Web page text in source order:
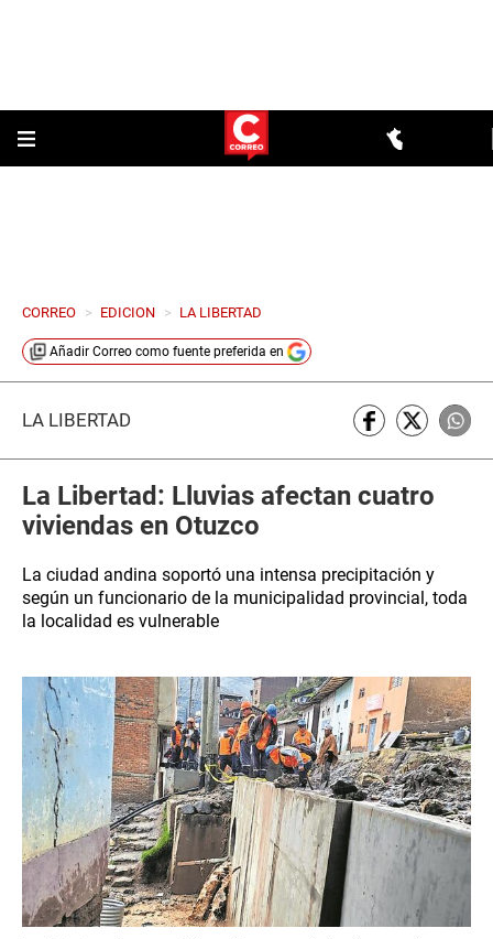
CORREO > EDICION > LA LIBERTAD
Añadir Correo como fuente preferida en
LA LIBERTAD
La Libertad: Lluvias afectan cuatro
viviendas en Otuzco
La ciudad andina soportó una intensa precipitación y
según un funcionario de la municipalidad provincial, toda
la localidad es vulnerable